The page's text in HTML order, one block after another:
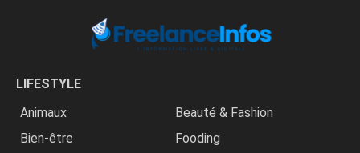
LIFESTYLE
Animaux
Beauté & Fashion
Bien-être
Fooding